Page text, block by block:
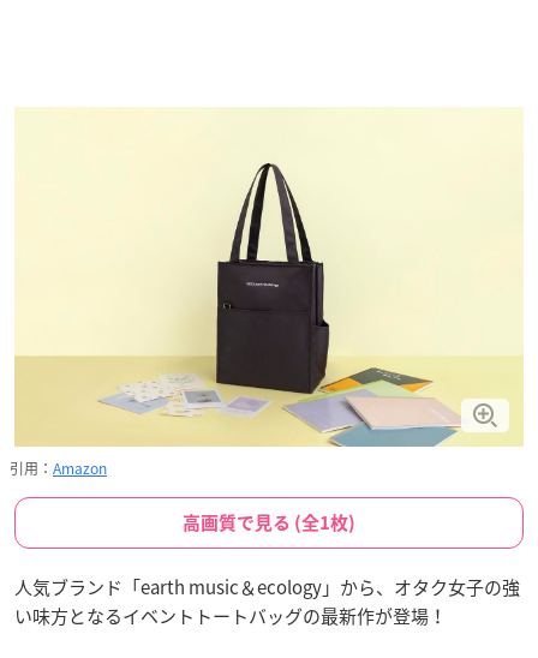
引用： Amazon
高画質で見る (全1枚)
人気ブランド「earth music＆ecology」から、オタク女子の強
い味方となるイベントトートバッグの最新作が登場！